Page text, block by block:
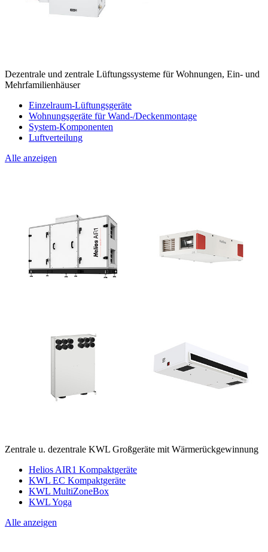
Dezentrale und zentrale Lüftungssysteme für Wohnungen, Ein- und
Mehrfamilienhäuser
Einzelraum-Lüftungsgeräte
Wohnungsgeräte für Wand-/Deckenmontage
System-Komponenten
Luftverteilung
Alle anzeigen
Zentrale u. dezentrale KWL Großgeräte mit Wärmerückgewinnung
Helios AIR1 Kompaktgeräte
KWL EC Kompaktgeräte
KWL MultiZoneBox
KWL Yoga
Alle anzeigen